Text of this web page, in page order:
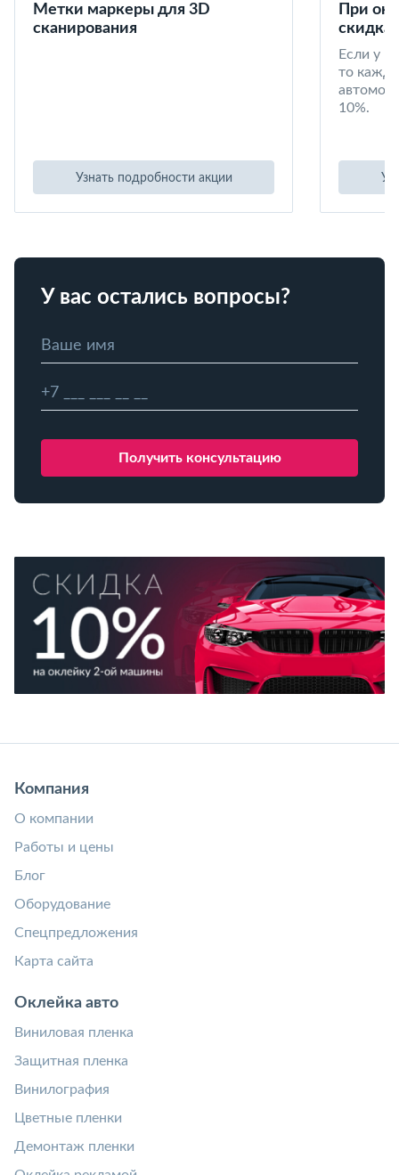
Метки маркеры для 3D
сканирования
Узнать подробности акции
При
скидка
Если у
то
10%.
У вас остались вопросы?
Компания
О компании
Работы и цены
Блог
Оборудование
Спецпредложения
Карта сайта
Оклейка авто
Виниловая пленка
Защитная пленка
Винилография
Цветные пленки
Демонтаж пленки